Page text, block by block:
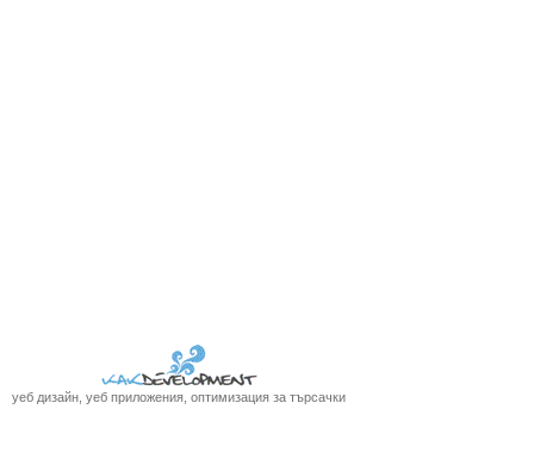
уеб дизайн, уеб приложения, оптимизация за търсачки